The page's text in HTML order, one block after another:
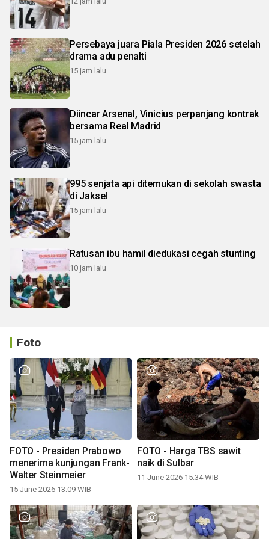
Persebaya juara Piala Presiden 2026 setelah
drama adu penalti
15 jam lalu
Diincar Arsenal, Vinicius perpanjang kontrak
bersama Real Madrid
15 jam lalu
995 senjata api ditemukan di sekolah swasta
di Jaksel
15 jam lalu
Ratusan ibu hamil diedukasi cegah stunting
10 jam lalu
Foto
FOTO - Presiden Prabowo
menerima kunjungan Frank-
Walter Steinmeier
15 June 2026 13:09 WIB
FOTO - Harga TBS sawit
naik di Sulbar
11 June 2026 15:34 WIB